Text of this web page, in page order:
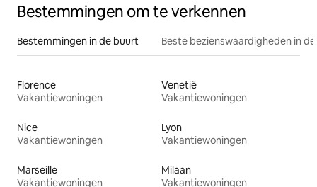
Bestemmingen om te verkennen
Bestemmingen in de buurt Beste bezienswaardigheden in
Florence
Vakantiewoningen
Venetië
Vakantiewoningen
Nice
Vakantiewoningen
Lyon
Vakantiewoningen
Marseille
Vakantiewoningen
Milaan
Vakantiewoningen